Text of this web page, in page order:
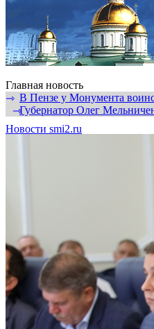
Главная новость
⇾ В Пензе у Монумента
⇾Губернатор Олег
Новости smi2.ru